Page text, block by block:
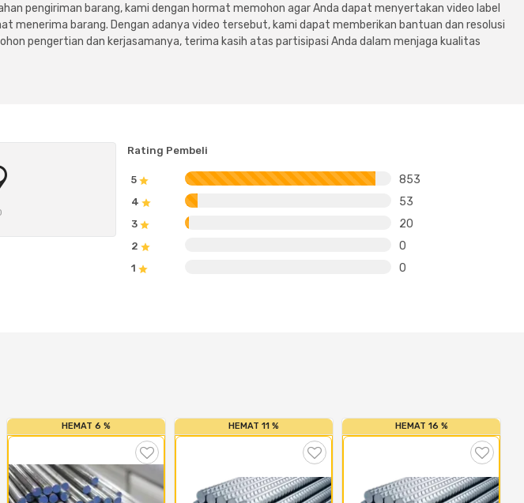
pengiriman barang, kami dengan hormat memohon agar Anda dapat menyertakan video label
menerima barang. Dengan adanya video tersebut, kami dapat memberikan bantuan dan resolusi
pengertian dan kerjasamanya, terima kasih atas partisipasi Anda dalam menjaga kualitas
Rating Pembeli
5 853
4 53
3 20
2 0
1 0
HEMAT 6 % HEMAT 11 % HEMAT 16 %